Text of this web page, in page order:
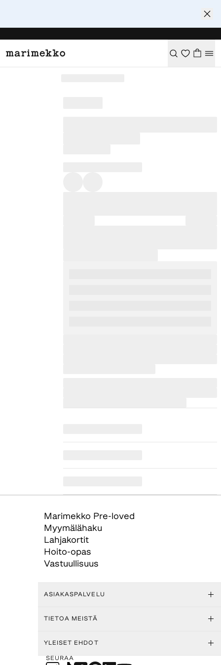
Marimekko Pre-loved
Myymälähaku
Lahjakortit
Hoito-opas
Vastuullisuus
ASIAKASPALVELU
TIETOA MEISTÄ
YLEISET EHDOT
SEURAA